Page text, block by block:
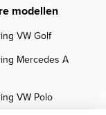
modellen
VW Golf
Mercedes A
VW Polo